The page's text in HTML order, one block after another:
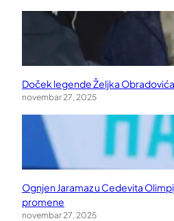
Doček legende Željka Obradovića
novembar 27, 2025
Ognjen Jaramaz u Cedevita
promene
novembar 27, 2025